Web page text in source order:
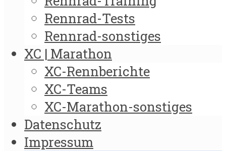
Rennrad-Tests
Rennrad-sonstiges
XC | Marathon
XC-Rennberichte
XC-Teams
XC-Marathon-sonstiges
Datenschutz
Impressum